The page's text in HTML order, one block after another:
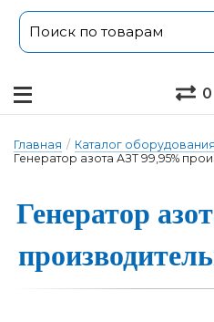
0
Главная / Каталог оборудования
Генератор азота АЗТ 99,95%
Генера­тор